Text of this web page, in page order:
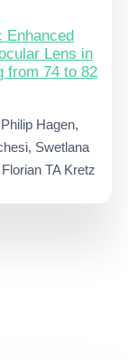
Enhanced
Lens in
from 74 to 82
Hagen,
Swetlana
TA Kretz